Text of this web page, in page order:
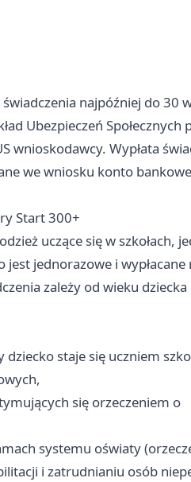
najpóźniej do 30
Ubezpieczeń Społecznych
wnioskodawcy. Wypłata
we wniosku konto
Start 300+
uczące się w szkołach,
jednorazowe i
zależy od wieku
staje się uczniem
się orzeczeniem o
systemu oświaty
i zatrudnianiu osób